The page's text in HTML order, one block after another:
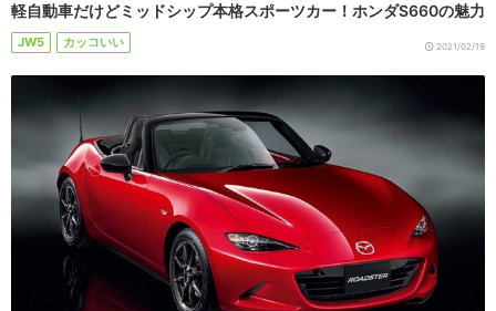
軽自動車だけどミッドシップ本格スポーツカー！ホンダS660の魅力
JW5 カッコいい 2021/02/19